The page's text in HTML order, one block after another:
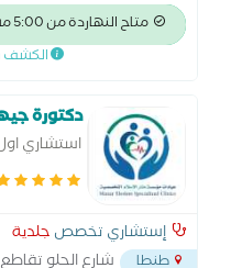
متاح النهاردة من 5:00 مساءً
الكشف
دكتورة
استشاري
إستشاري تخصص جلدية
شارع الحلو